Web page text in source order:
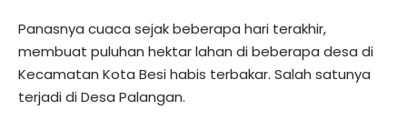
Panasnya cuaca sejak beberapa hari terakhir,
membuat puluhan hektar lahan di beberapa desa di
Kecamatan Kota Besi habis terbakar. Salah satunya
terjadi di Desa Palangan.